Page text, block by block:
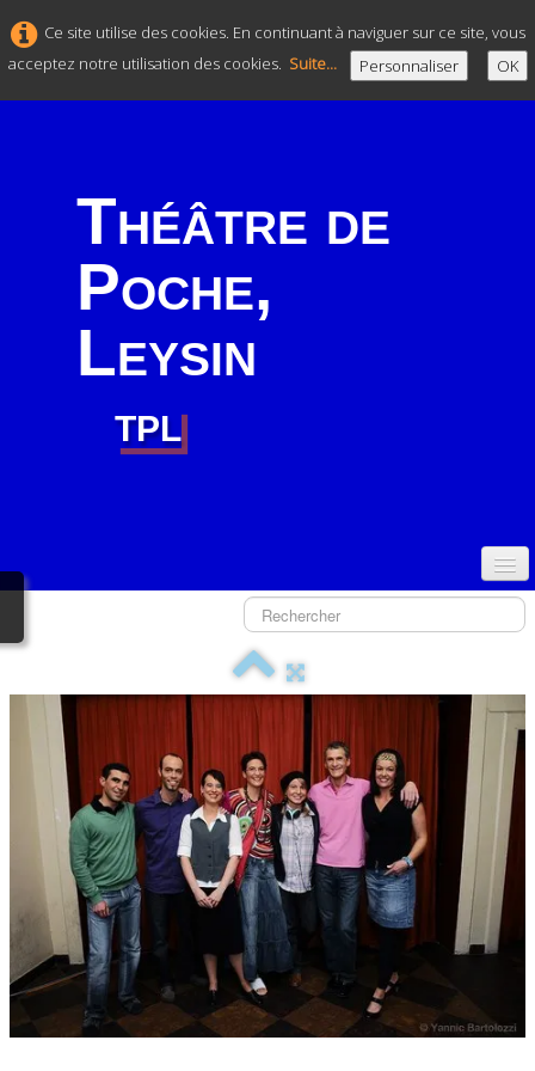
Ce site utilise des cookies. En continuant à naviguer sur ce site, vous
acceptez notre utilisation des cookies. Suite... Personnaliser OK
Théâtre de
Poche,
Leysin
TPL
PRÉSENTATION - COMITÉ
NOUVEAU SPECTACLE
GALERIE PHOTOS
HISTORIQUE
MÉDIAS